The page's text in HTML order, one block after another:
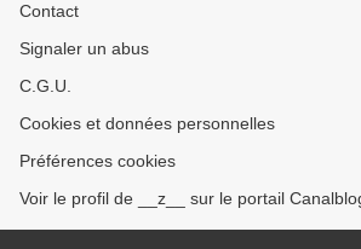
Contact
Signaler un abus
C.G.U.
Cookies et données personnelles
Préférences cookies
Voir le profil de __z__ sur le portail